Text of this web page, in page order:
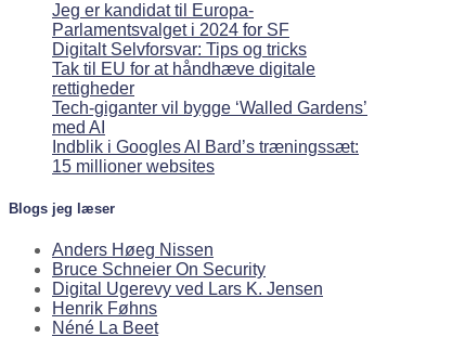
Jeg er kandidat til Europa-
Parlamentsvalget i 2024 for SF
Digitalt Selvforsvar: Tips og tricks
Tak til EU for at håndhæve digitale
rettigheder
Tech-giganter vil bygge ‘Walled Gardens’
med AI
Indblik i Googles AI Bard’s træningssæt:
15 millioner websites
Blogs jeg læser
Anders Høeg Nissen
Bruce Schneier On Security
Digital Ugerevy ved Lars K. Jensen
Henrik Føhns
Néné La Beet